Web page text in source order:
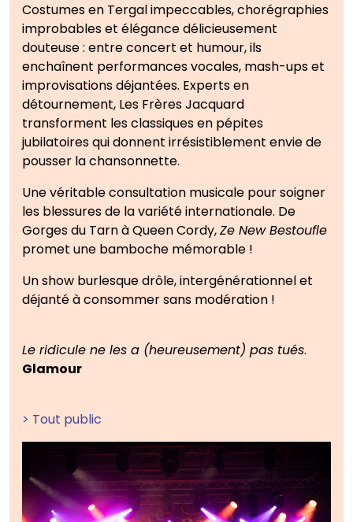
Costumes en Tergal impeccables, chorégraphies
improbables et élégance délicieusement
douteuse : entre concert et humour, ils
enchaînent performances vocales, mash-ups et
improvisations déjantées. Experts en
détournement, Les Frères Jacquard
transforment les classiques en pépites
jubilatoires qui donnent irrésistiblement envie de
pousser la chansonnette.
Une véritable consultation musicale pour soigner
les blessures de la variété internationale. De
Gorges du Tarn à Queen Cordy,Ze New Bestoufle
promet une bamboche mémorable !
Un show burlesque drôle, intergénérationnel et
déjanté à consommer sans modération !
Le ridicule ne les a (heureusement) pas tués.
Glamour
> Tout public